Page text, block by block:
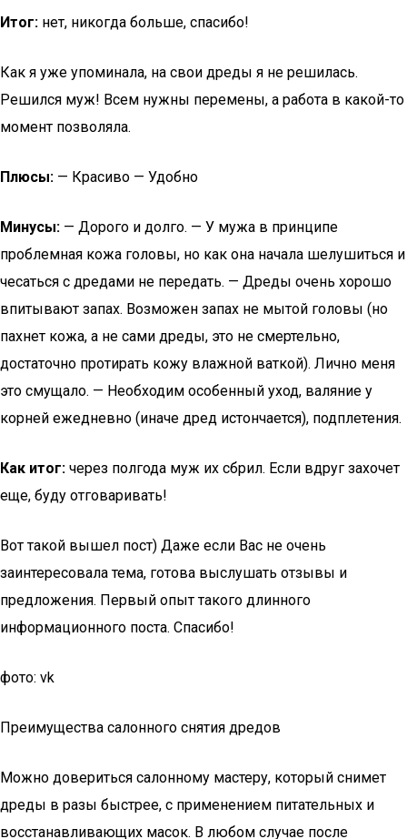
Итог: нет, никогда больше, спасибо!
Как я уже упоминала, на свои дреды я не решилась.
Решился муж! Всем нужны перемены, а работа в какой-то
момент позволяла.
Плюсы: — Красиво — Удобно
Минусы: — Дорого и долго. — У мужа в принципе
проблемная кожа головы, но как она начала шелушиться и
чесаться с дредами не передать. — Дреды очень хорошо
впитывают запах. Возможен запах не мытой головы (но
пахнет кожа, а не сами дреды, это не смертельно,
достаточно протирать кожу влажной ваткой). Лично меня
это смущало. — Необходим особенный уход, валяние у
корней ежедневно (иначе дред истончается), подплетения.
Как итог: через полгода муж их сбрил. Если вдруг захочет
еще, буду отговаривать!
Вот такой вышел пост) Даже если Вас не очень
заинтересовала тема, готова выслушать отзывы и
предложения. Первый опыт такого длинного
информационного поста. Спасибо!
фото: vk
Преимущества салонного снятия дредов
Можно довериться салонному мастеру, который снимет
дреды в разы быстрее, с применением питательных и
восстанавливающих масок. В любом случае после